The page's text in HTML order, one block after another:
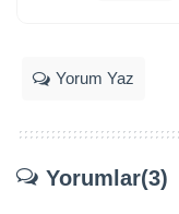
Yorum Yaz
Yorumlar(3)